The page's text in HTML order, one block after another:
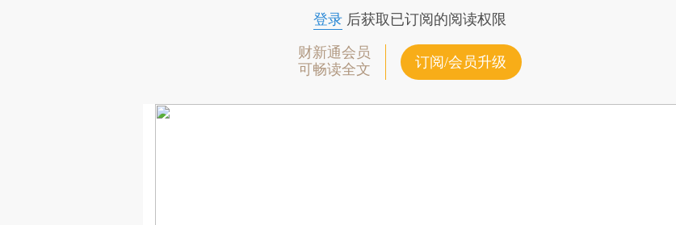
登录后获取已订阅的阅读权限
财新通会员
可畅读全文
订阅/会员升级